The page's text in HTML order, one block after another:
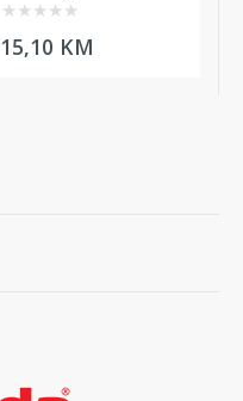
Professional WypAll®,
zelena
★ ★ ★ ★ ★
15,10 KM